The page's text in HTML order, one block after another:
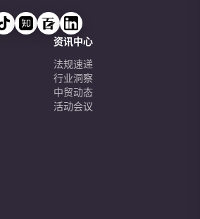
资讯中心
法规速递
行业洞察
中贸动态
活动会议